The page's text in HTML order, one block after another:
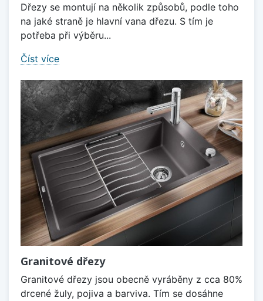
Dřezy se montují na několik způsobů, podle toho
na jaké straně je hlavní vana dřezu. S tím je
potřeba při výběru...
Číst více
Granitové dřezy
Granitové dřezy jsou obecně vyráběny z cca 80%
drcené žuly, pojiva a barviva. Tím se dosáhne